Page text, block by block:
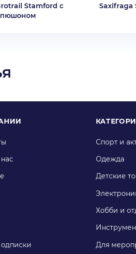
Stamford с
Saxifraga
Спорт и
Одежда
Детские
Хобби и
Для